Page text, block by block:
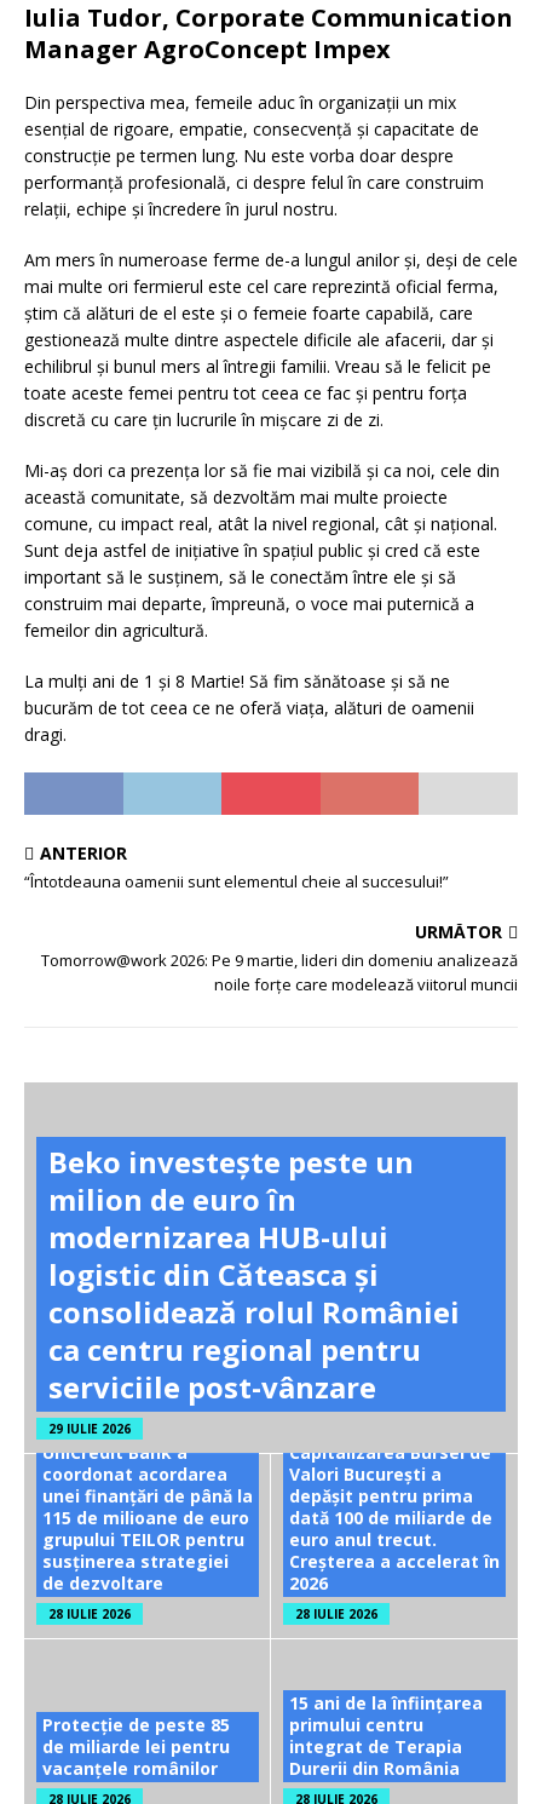
Iulia Tudor, Corporate Communication
Manager AgroConcept Impex
Din perspectiva mea, femeile aduc în organizații un mix
esențial de rigoare, empatie, consecvență și capacitate de
construcție pe termen lung. Nu este vorba doar despre
performanță profesională, ci despre felul în care construim
relații, echipe și încredere în jurul nostru.
Am mers în numeroase ferme de-a lungul anilor și, deși de cele
mai multe ori fermierul este cel care reprezintă oficial ferma,
știm că alături de el este și o femeie foarte capabilă, care
gestionează multe dintre aspectele dificile ale afacerii, dar și
echilibrul și bunul mers al întregii familii. Vreau să le felicit pe
toate aceste femei pentru tot ceea ce fac și pentru forța
discretă cu care țin lucrurile în mișcare zi de zi.
Mi-aș dori ca prezența lor să fie mai vizibilă și ca noi, cele din
această comunitate, să dezvoltăm mai multe proiecte
comune, cu impact real, atât la nivel regional, cât și național.
Sunt deja astfel de inițiative în spațiul public și cred că este
important să le susținem, să le conectăm între ele și să
construim mai departe, împreună, o voce mai puternică a
femeilor din agricultură.
La mulți ani de 1 și 8 Martie! Să fim sănătoase și să ne
bucurăm de tot ceea ce ne oferă viața, alături de oamenii
dragi.
ANTERIOR
“Întotdeauna oamenii sunt elementul cheie al succesului!”
URMĂTOR
Tomorrow@work 2026: Pe 9 martie, lideri din domeniu analizează
noile forțe care modelează viitorul muncii
Beko investește peste un
milion de euro în
modernizarea HUB-ului
logistic din Căteasca și
consolidează rolul României
ca centru regional pentru
serviciile post-vânzare
29 IULIE 2026
UniCredit Bank a
coordonat acordarea
unei finanțări de până la
115 de milioane de euro
grupului TEILOR pentru
susținerea strategiei
de dezvoltare
28 IULIE 2026
Capitalizarea Bursei de
Valori București a
depășit pentru prima
dată 100 de miliarde de
euro anul trecut.
Creșterea a accelerat în
2026
28 IULIE 2026
Protecție de peste 85
de miliarde lei pentru
vacanțele românilor
28 IULIE 2026
15 ani de la înființarea
primului centru
integrat de Terapia
Durerii din România
28 IULIE 2026